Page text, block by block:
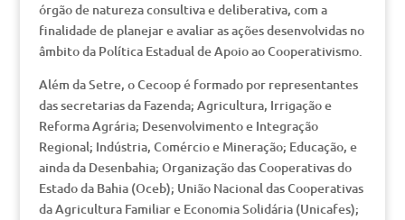
órgão de natureza consultiva e deliberativa, com a
finalidade de planejar e avaliar as ações desenvolvidas no
âmbito da Política Estadual de Apoio ao Cooperativismo.
Além da Setre, o Cecoop é formado por representantes
das secretarias da Fazenda; Agricultura, Irrigação e
Reforma Agrária; Desenvolvimento e Integração
Regional; Indústria, Comércio e Mineração; Educação, e
ainda da Desenbahia; Organização das Cooperativas do
Estado da Bahia (Oceb); União Nacional das Cooperativas
da Agricultura Familiar e Economia Solidária (Unicafes);